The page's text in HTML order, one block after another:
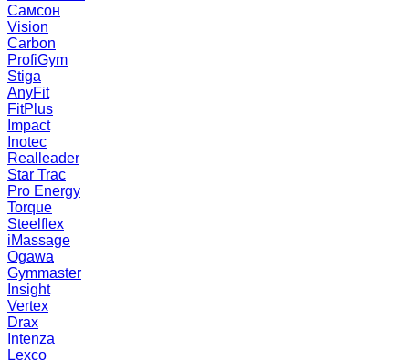
Самсон
Vision
Carbon
ProfiGym
Stiga
AnyFit
FitPlus
Impact
Inotec
Realleader
Star Trac
Pro Energy
Torque
Steelflex
iMassage
Ogawa
Gymmaster
Insight
Vertex
Drax
Intenza
Lexco